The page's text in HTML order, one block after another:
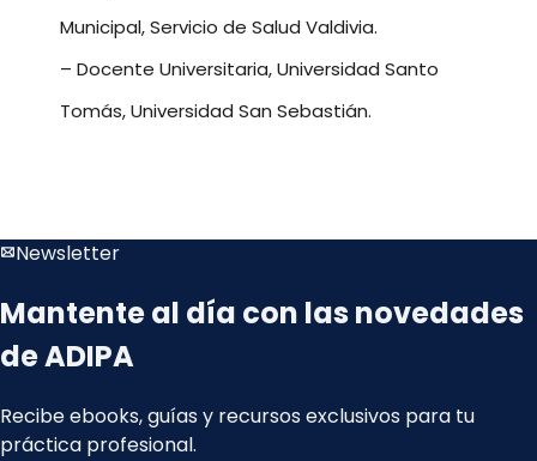
Municipal, Servicio de Salud Valdivia.
– Docente Universitaria, Universidad Santo
Tomás, Universidad San Sebastián.